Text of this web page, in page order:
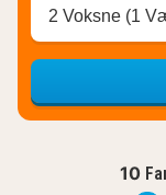
2 Voksne (1
10